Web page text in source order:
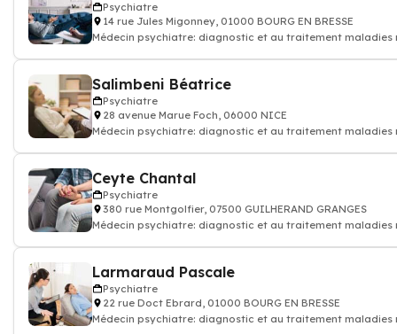
Psychiatre
14 rue Jules Migonney, 01000 BOURG EN BRESSE
Médecin psychiatre: diagnostic et au traitement maladies
Salimbeni Béatrice
Psychiatre
28 avenue Marue Foch, 06000 NICE
Médecin psychiatre: diagnostic et au traitement maladies
Ceyte Chantal
Psychiatre
380 rue Montgolfier, 07500 GUILHERAND GRANGES
Médecin psychiatre: diagnostic et au traitement maladies
Larmaraud Pascale
Psychiatre
22 rue Doct Ebrard, 01000 BOURG EN BRESSE
Médecin psychiatre: diagnostic et au traitement maladies